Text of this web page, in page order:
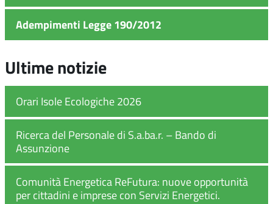
Adempimenti Legge 190/2012
Ultime notizie
Orari Isole Ecologiche 2026
Ricerca del Personale di S.a.ba.r. – Bando di
Assunzione
Comunità Energetica ReFutura: nuove opportunità
per cittadini e imprese con Servizi Energetici.